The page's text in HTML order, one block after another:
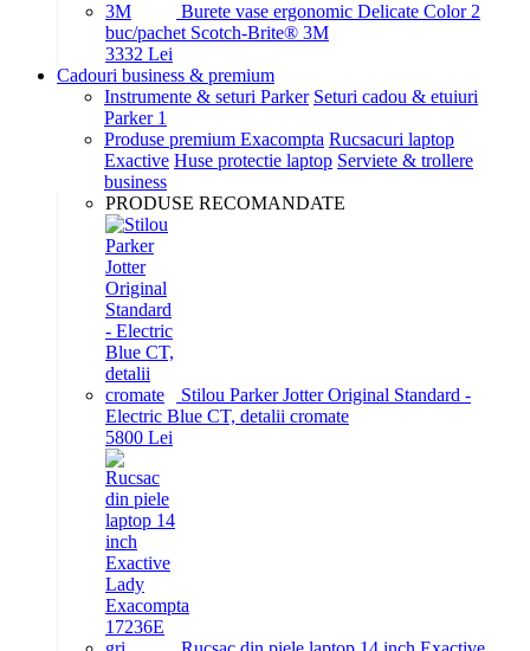
Burete vase ergonomic Delicate Color 2
buc/pachet Scotch-Brite® 3M
3332 Lei
Cadouri business & premium
Instrumente & seturi Parker Seturi cadou & etuiuri
Parker 1
Produse premium Exacompta Rucsacuri laptop
Exactive Huse protectie laptop Serviete & trollere
business
PRODUSE RECOMANDATE
Stilou Parker Jotter Original Standard -
Electric Blue CT, detalii cromate
5800 Lei